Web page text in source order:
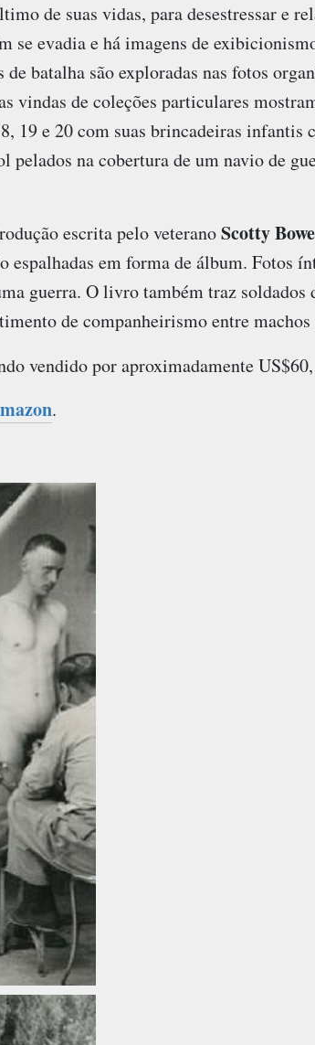
de suas vidas, para desestressar e
se evadia e há imagens de
batalha são exploradas nas fotos
vindas de coleções particulares
19 e 20 com suas brincadeiras infantis
pelados na cobertura de um navio de
escrita pelo veteranoScotty
espalhadas em forma de álbum. Fotos
guerra. O livro também traz soldados
de companheirismo entre
vendido por aproximadamente
.